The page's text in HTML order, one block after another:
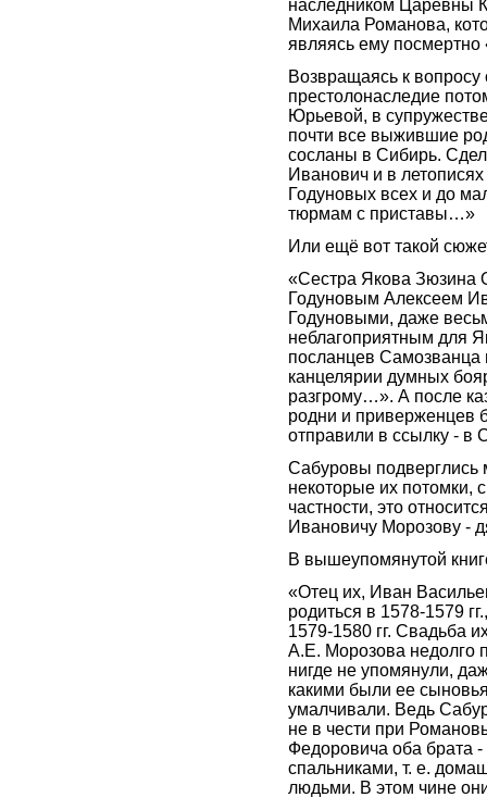
наследником Царевны
Михаила Романова,
являясь ему
Возвращаясь к
престолонаследие
Юрьевой, в
почти все выжившие
сосланы в Сибирь.
Иванович и в
Годуновых всех и до
тюрмам с приставы…»
Или ещё вот такой
«Сестра Якова Зюзина
Годуновым Алексеем
Годуновыми, даже
неблагоприятным для
посланцев Самозванца
канцелярии думных
разгрому…». А после
родни и приверженцев
отправили в ссылку -
Сабуровы
некоторые их потомки,
частности, это
Ивановичу Морозову -
В вышеупомянутой
«Отец их, Иван
родиться в 1578-1579
1579-1580 гг. Свадьба
А.Е. Морозова недолго
нигде не упомянули,
какими были ее
умалчивали. Ведь
не в чести при
Федоровича оба брата -
спальниками, т. е.
людьми. В этом чине